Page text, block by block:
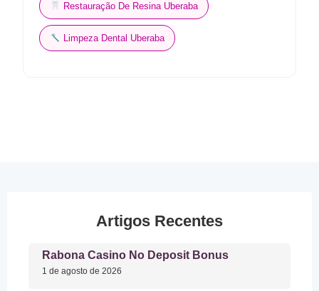
Restauração De Resina Uberaba
Limpeza Dental Uberaba
Artigos Recentes
Rabona Casino No Deposit Bonus
1 de agosto de 2026